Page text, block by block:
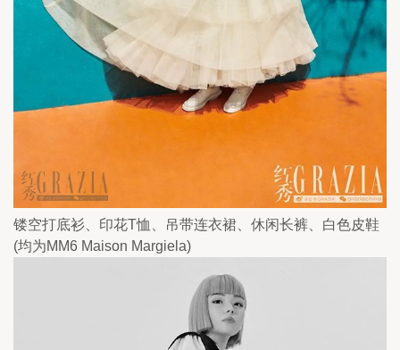
镂空打底衫、印花T恤、吊带连衣裙、休闲长裤、白色皮鞋
(均为MM6 Maison Margiela)